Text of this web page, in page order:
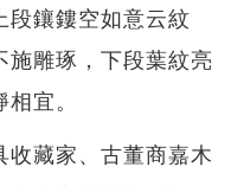
段鑲鏤空如意云紋
雕琢，下段葉紋亮
宜。
藏家、古董商嘉木